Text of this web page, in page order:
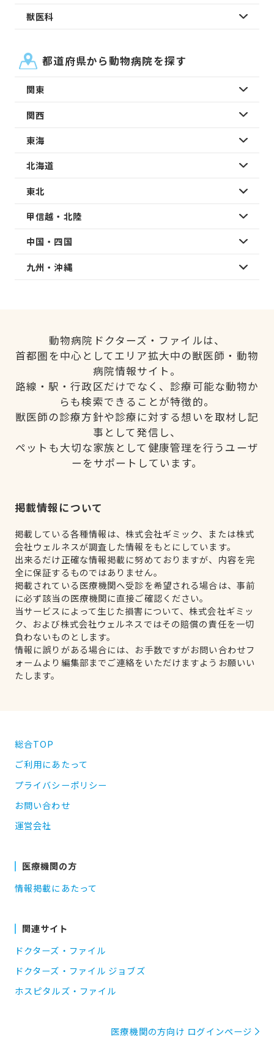
獣医科
都道府県から動物病院を探す
関東
関西
東海
北海道
東北
甲信越・北陸
中国・四国
九州・沖縄
動物病院ドクターズ・ファイルは、
首都圏を中心としてエリア拡大中の獣医師・動物
病院情報サイト。
路線・駅・行政区だけでなく、診療可能な動物か
らも検索できることが特徴的。
獣医師の診療方針や診療に対する想いを取材し記
事として発信し、
ペットも大切な家族として健康管理を行うユーザ
ーをサポートしています。
掲載情報について
掲載している各種情報は、株式会社ギミック、または株式
会社ウェルネスが調査した情報をもとにしています。
出来るだけ正確な情報掲載に努めておりますが、内容を完
全に保証するものではありません。
掲載されている医療機関へ受診を希望される場合は、事前
に必ず該当の医療機関に直接ご確認ください。
当サービスによって生じた損害について、株式会社ギミッ
ク、および株式会社ウェルネスではその賠償の責任を一切
負わないものとします。
情報に誤りがある場合には、お手数ですがお問い合わせフ
ォームより編集部までご連絡をいただけますようお願いい
たします。
総合TOP
ご利用にあたって
プライバシーポリシー
お問い合わせ
運営会社
医療機関の方
情報掲載にあたって
関連サイト
ドクターズ・ファイル
ドクターズ・ファイル ジョブズ
ホスピタルズ・ファイル
医療機関の方向け ログインページ